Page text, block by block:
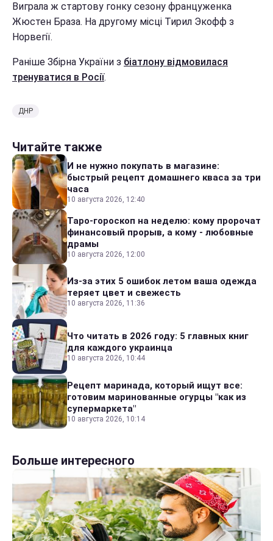
Виграла ж стартову гонку сезону француженка
Жюстен Браза. На другому місці Тирил Экофф з
Норвегії.
Раніше Збірна України з біатлону відмовилася
тренуватися в Росії.
ДНР
Читайте также
И не нужно покупать в магазине:
быстрый рецепт домашнего кваса за три
часа
10 августа 2026, 12:40
Таро-гороскоп на неделю: кому пророчат
финансовый прорыв, а кому - любовные
драмы
10 августа 2026, 12:00
Из-за этих 5 ошибок летом ваша одежда
теряет цвет и свежесть
10 августа 2026, 11:36
Что читать в 2026 году: 5 главных книг
для каждого украинца
10 августа 2026, 10:44
Рецепт маринада, который ищут все:
готовим маринованные огурцы "как из
супермаркета"
10 августа 2026, 10:14
Больше интересного